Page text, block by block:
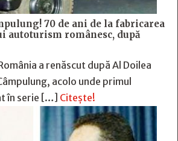
70 de ani de la fabricarea
autoturism românesc, după
a renăscut după Al Doilea
acolo unde primul
în serie […] Citește!